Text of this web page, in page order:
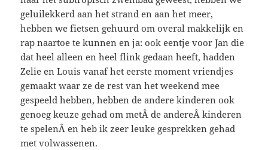
geluilekkerd aan het strand en aan het meer,
hebben we fietsen gehuurd om overal makkelijk en
rap naartoe te kunnen en ja: ook eentje voor Jan die
dat heel alleen en heel flink gedaan heeft, hadden
Zelie en Louis vanaf het eerste moment vriendjes
gemaakt waar ze de rest van het weekend mee
gespeeld hebben, hebben de andere kinderen ook
genoeg keuze gehad om metÂ de andereÂ kinderen
te spelenÂ en heb ik zeer leuke gesprekken gehad
met volwassenen.